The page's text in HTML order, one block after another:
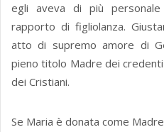
egli aveva di più
rapporto di figliolanza.
atto di supremo amore di
pieno titolo Madre dei
dei Cristiani.
Se Maria è donata come